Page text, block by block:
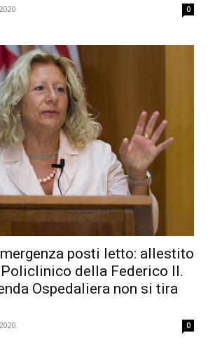
0
posti letto: allestito
della Federico II.
Ospedaliera non si tira
0